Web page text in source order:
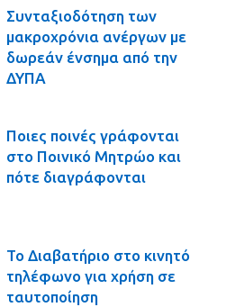
Συνταξιοδότηση των
μακροχρόνια ανέργων με
δωρεάν ένσημα από την
ΔΥΠΑ
Ποιες ποινές γράφονται
στο Ποινικό Μητρώο και
πότε διαγράφονται
Το Διαβατήριο στο κινητό
τηλέφωνο για χρήση σε
ταυτοποίηση